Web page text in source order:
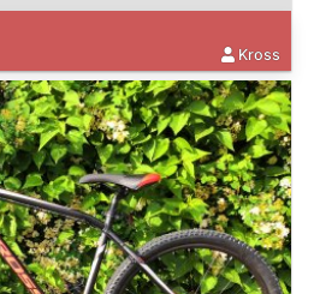
Kross